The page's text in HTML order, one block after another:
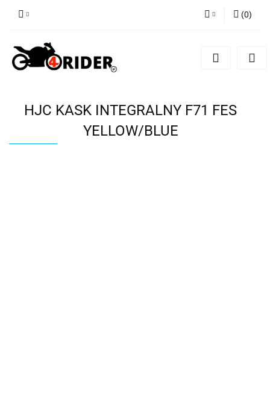
Zarejestruj się
(0)
HJC KASK INTEGRALNY F71 FES
YELLOW/BLUE